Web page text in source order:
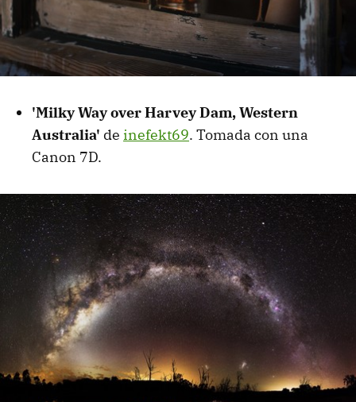
'Milky Way over Harvey Dam, Western
Australia' de inefekt69. Tomada con una
Canon 7D.